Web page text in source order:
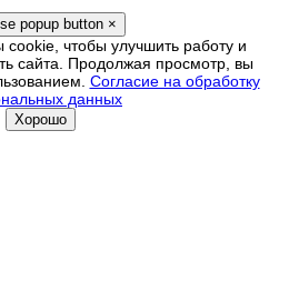
×
чтобы улучшить работу и
сайта. Продолжая просмотр, вы
Согласие на обработку
данных
Хорошо